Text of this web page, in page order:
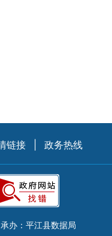
链接 政务热线
承办：平江县数据局